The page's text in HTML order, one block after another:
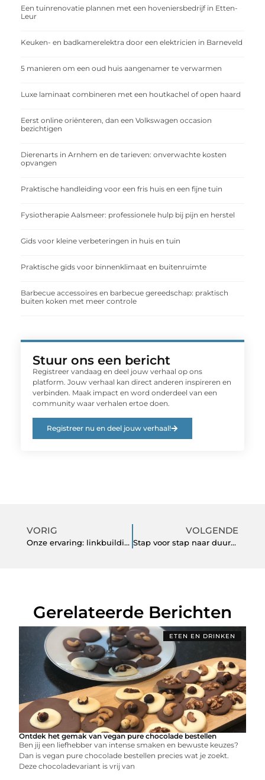
Een tuinrenovatie plannen met een hoveniersbedrijf in Etten-
Leur
Keuken- en badkamerelektra door een elektricien in Barneveld
5 manieren om een oud huis aangenamer te verwarmen
Luxe laminaat combineren met een houtkachel of open haard
Eerst online oriënteren, dan een Volkswagen occasion
bezichtigen
Dierenarts in Arnhem en de tarieven: onverwachte kosten
opvangen
Praktische handleiding voor een fris huis en een fijne tuin
Fysiotherapie Aalsmeer: professionele hulp bij pijn en herstel
Gids voor kleine verbeteringen in huis en tuin
Praktische gids voor binnenklimaat en buitenruimte
Barbecue accessoires en barbecue gereedschap: praktisch
buiten koken met meer controle
Stuur ons een bericht
Registreer vandaag en deel jouw verhaal op ons
platform. Jouw verhaal kan direct anderen inspireren en
verbinden. Maak impact en word onderdeel van een
community waar verhalen ertoe doen.
Registreer nu en deel jouw verhaal!
VORIG
Onze ervaring: linkbuilding efficiënt en betaalbaar maken met Blogdrip.nl
VOLGENDE
Stap voor stap naar duurzaam geconsumeerd vlees bestellen
Gerelateerde Berichten
ETEN EN DRINKEN
Ontdek het gemak van vegan pure chocolade bestellen
Ben jij een liefhebber van intense smaken en bewuste keuzes?
Dan is vegan pure chocolade bestellen precies wat je zoekt.
Deze chocoladevariant is vrij van